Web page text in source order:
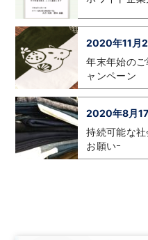
2020年11月
年末年始の
ャンペーン
2020年8月
持続可能な
お願いｰ